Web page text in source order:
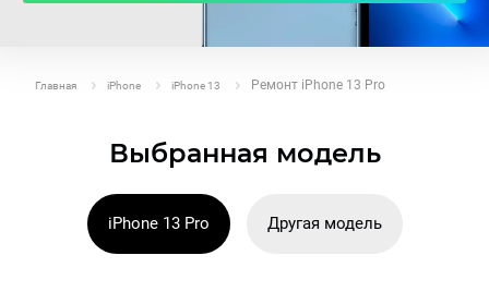
Главная iPhone iPhone 13 Ремонт iPhone 13 Pro
Выбранная модель
iPhone 13 Pro Другая модель